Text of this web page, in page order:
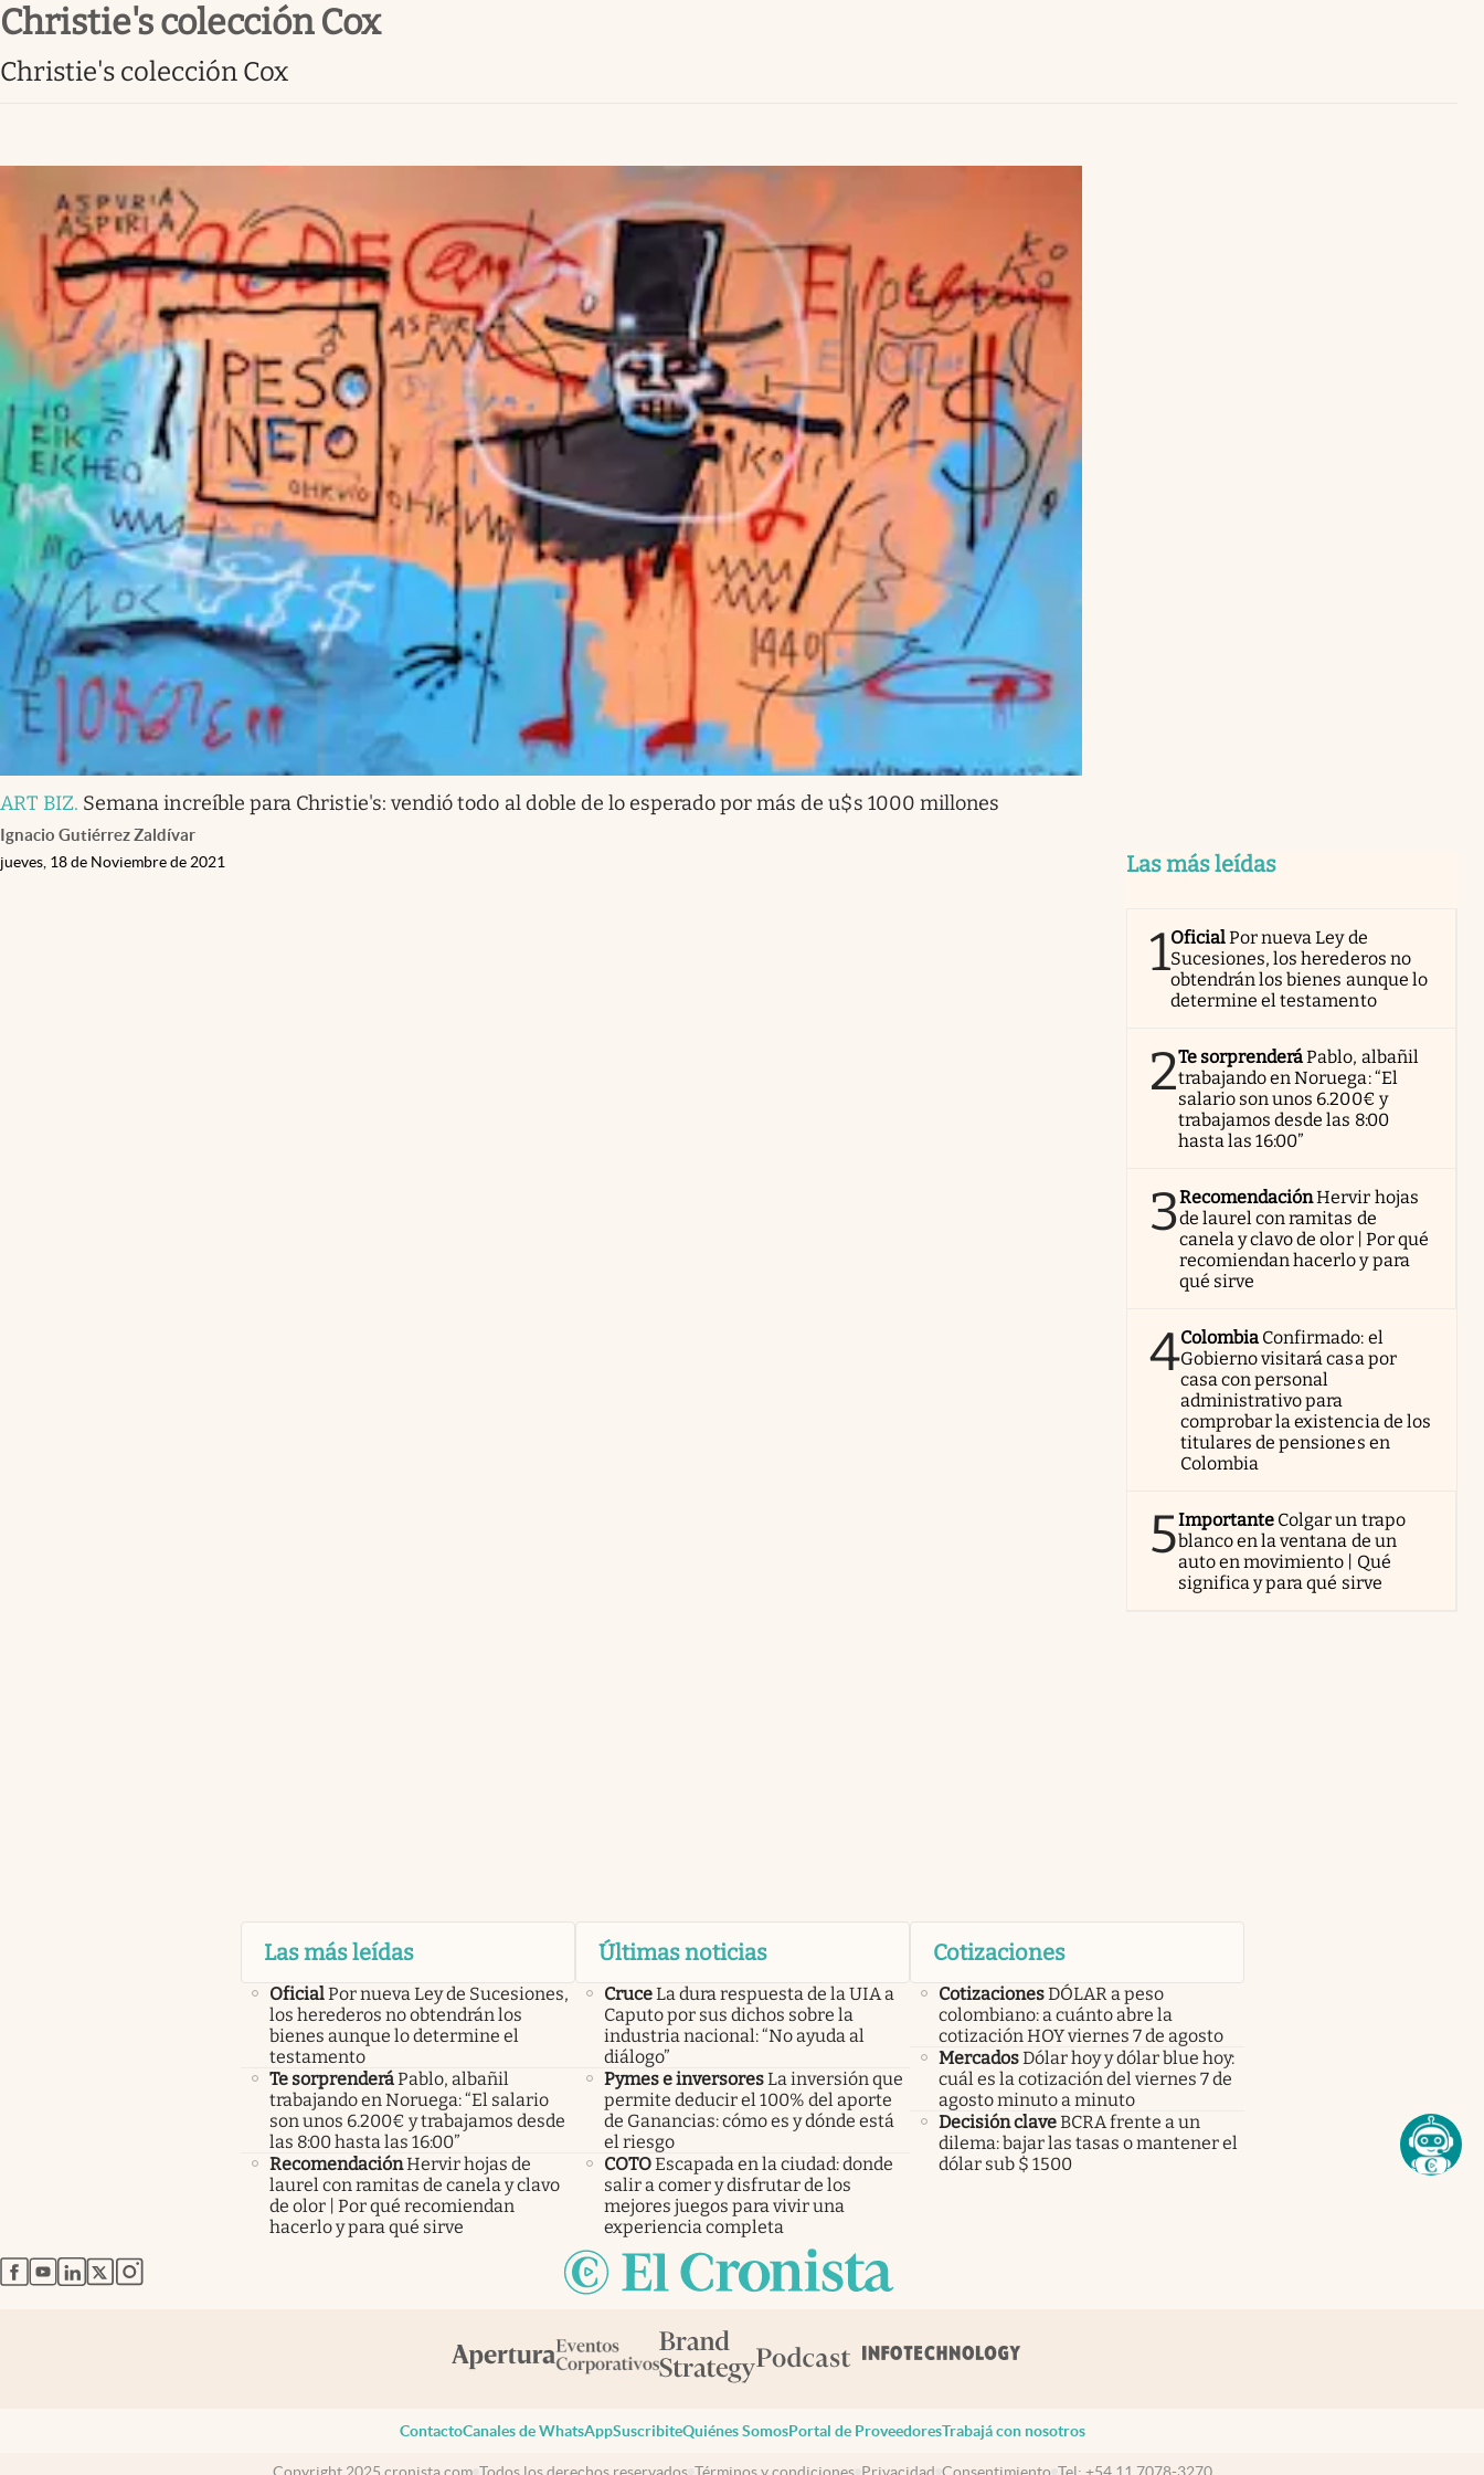
Infotechnology
El Cronista Studio
Mediakit
abre en nueva pestaña
Christie's colección Cox
Christie's colección Cox
ART BIZ. Semana increíble para Christie's: vendió todo al doble de lo esperado por más de u$s 1000 millones
Ignacio Gutiérrez Zaldívar
jueves, 18 de Noviembre de 2021 Las más leídas
1OficialPor nueva Ley de
Sucesiones, los herederos no
obtendrán los bienes aunque lo
determine el testamento
2Te sorprenderáPablo, albañil
trabajando en Noruega: “El
salario son unos 6.200€ y
trabajamos desde las 8:00
hasta las 16:00”
3RecomendaciónHervir hojas
de laurel con ramitas de
canela y clavo de olor | Por qué
recomiendan hacerlo y para
qué sirve
4Colombia Confirmado: el
Gobierno visitará casa por
casa con personal
administrativo para
comprobar la existencia de los
titulares de pensiones en
Colombia
5Importante Colgar un trapo
blanco en la ventana de un
auto en movimiento | Qué
significa y para qué sirve
Las más leídas
OficialPor nueva Ley de Sucesiones,
los herederos no obtendrán los
bienes aunque lo determine el
testamento
Te sorprenderáPablo, albañil
trabajando en Noruega: “El salario
son unos 6.200€ y trabajamos desde
las 8:00 hasta las 16:00”
RecomendaciónHervir hojas de
laurel con ramitas de canela y clavo
de olor | Por qué recomiendan
hacerlo y para qué sirve
Últimas noticias
CruceLa dura respuesta de la UIA a
Caputo por sus dichos sobre la
industria nacional: “No ayuda al
diálogo”
Pymes e inversoresLa inversión que
permite deducir el 100% del aporte
de Ganancias: cómo es y dónde está
el riesgo
COTOEscapada en la ciudad: donde
salir a comer y disfrutar de los
mejores juegos para vivir una
experiencia completa
Cotizaciones
CotizacionesDÓLAR a peso
colombiano: a cuánto abre la
cotización HOY viernes 7 de agosto
MercadosDólar hoy y dólar blue hoy:
cuál es la cotización del viernes 7 de
agosto minuto a minuto
Decisión claveBCRA frente a un
dilema: bajar las tasas o mantener el
dólar sub $ 1500
abre en nueva pestaña
abre en nueva pestaña
abre en nueva pestaña
abre en nueva pestaña
abre en nueva pestaña
ContactoCanales de WhatsAppSuscribiteQuiénes SomosPortal de ProveedoresTrabajá con nosotros